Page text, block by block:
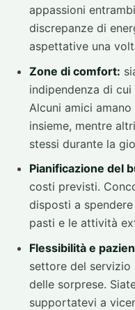
appassioni
discrepanze di
aspettative una
Zone di comfort:
indipendenza di
Alcuni amici
insieme, mentre
stessi durante la
Pianificazione del
costi previsti.
disposti a
pasti e le attività
Flessibilità e
settore del servizio
delle sorprese.
supportatevi a